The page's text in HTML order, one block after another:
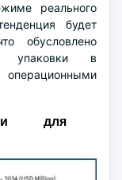
реального
будет
обусловлено
упаковки в
операционными
для